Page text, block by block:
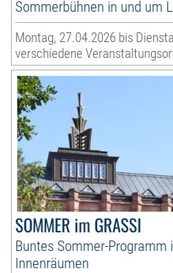
Sommerbühnen in und um
Montag, 27.04.2026 bis
verschiedene
SOMMER im GRASSI
Buntes Sommer-Programm
Innenräumen